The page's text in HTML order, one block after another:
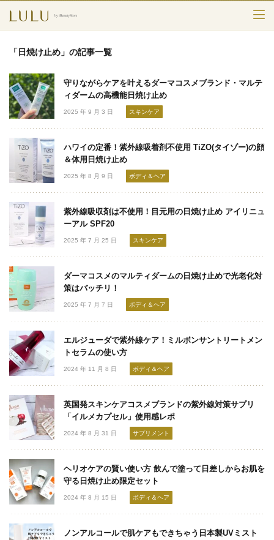
スキンケア
メークアップ
エイジングケア
フレグランス
ボディ＆ヘア
ライフスタイル
検索
「日焼け止め」の記事一覧
守りながらケアを叶えるダーマコスメブランド・マルテ
ィダームの高機能日焼け止め
2025 年 9 月 3 日 スキンケア
ハワイの定番！紫外線吸着剤不使用 TiZO(タイゾー)の顔
＆体用日焼け止め
2025 年 8 月 9 日 ボディ＆ヘア
紫外線吸収剤は不使用！目元用の日焼け止め アイリニュ
ーアル SPF20
2025 年 7 月 25 日 スキンケア
ダーマコスメのマルティダームの日焼け止めで光老化対
策はバッチリ！
2025 年 7 月 7 日 ボディ＆ヘア
エルジューダで紫外線ケア！ミルボンサントリートメン
トセラムの使い方
2024 年 11 月 8 日 ボディ＆ヘア
英国発スキンケアコスメブランドの紫外線対策サプリ
「イルメカプセル」使用感レポ
2024 年 8 月 31 日 サプリメント
ヘリオケアの賢い使い方 飲んで塗って日差しからお肌を
守る日焼け止め限定セット
2024 年 8 月 15 日 ボディ＆ヘア
ノンアルコールで肌ケアもできちゃう日本製UVミスト